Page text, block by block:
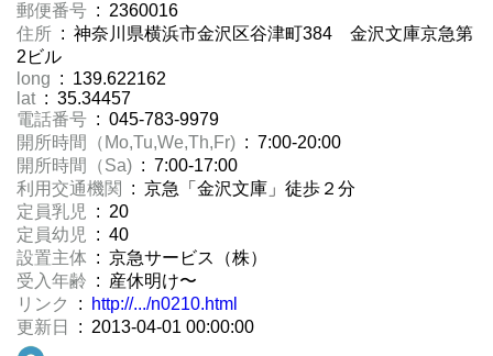
郵便番号 : 2360016
住所 : 神奈川県横浜市金沢区谷津町384 金沢文庫京急第
2ビル
long : 139.622162
lat : 35.34457
電話番号 : 045-783-9979
開所時間（Mo,Tu,We,Th,Fr) : 7:00-20:00
開所時間（Sa) : 7:00-17:00
利用交通機関
: 京急「金沢文庫」徒歩２分
定員乳児
: 20
定員幼児
: 40
設置主体 : 京急サービス（株）
受入年齢 : 産休明け〜
リンク
:
http://.../n0210.html
更新日
: 2013-04-01 00:00:00